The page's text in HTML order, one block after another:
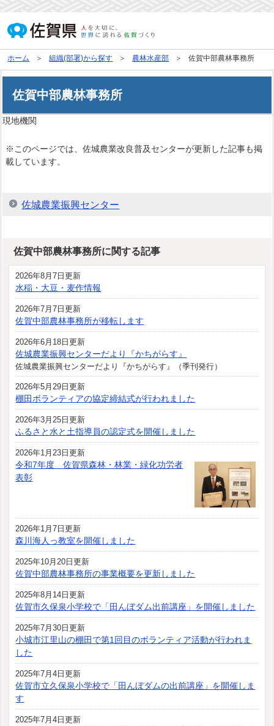
ホーム 組織(部署)から探す 農林水産部 佐賀中部農林事務所
佐賀中部農林事務所
現地機関
※このページでは、佐城農業改良普及センターが更新した記事も掲
載しています。
佐城農業振興センター
佐賀中部農林事務所に関する記事
2026年8月7日更新
水稲・大豆・麦作情報
2026年7月7日更新
佐賀中部農林事務所が移転します
2026年6月18日更新
佐城農業振興センターだより『かちがらす』
佐城農業振興センターだより『かちがらす』（季刊発行）
2026年5月29日更新
棚田ボランティアの協定締結式が行われました
2026年3月25日更新
ふるさと水と土指導員の認定式を開催しました
2026年1月23日更新
令和7年度 佐賀県森林・林業・緑化功労者
表彰
2026年1月7日更新
森川海人っ教室を開催しました
2025年10月20日更新
佐賀中部農林事務所の事業概要を更新しました
2025年8月14日更新
佐賀市久保泉小学校で「田んぼダム出前講座」を開催しました
2025年7月30日更新
小城市江里山の棚田で第1回目のボランティア活動が行われま
した
2025年7月4日更新
佐賀市立久保泉小学校で「田んぼダムの出前講座」を開催しま
す
2025年7月4日更新